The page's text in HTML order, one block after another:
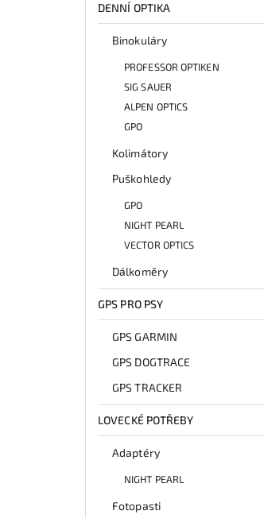
DENNÍ OPTIKA
Binokuláry
PROFESSOR OPTIKEN
SIG SAUER
ALPEN OPTICS
GPO
Kolimátory
Puškohledy
GPO
NIGHT PEARL
VECTOR OPTICS
Dálkoměry
GPS PRO PSY
GPS GARMIN
GPS DOGTRACE
GPS TRACKER
LOVECKÉ POTŘEBY
Adaptéry
NIGHT PEARL
Fotopasti